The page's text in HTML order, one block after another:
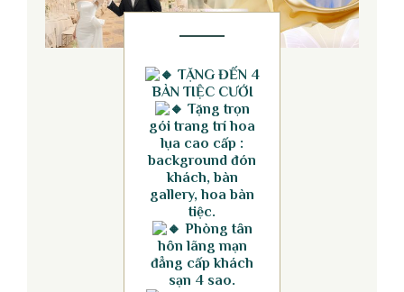
TẶNG ĐẾN 4
BÀN TIỆC CƯỚI
Tặng trọn
gói trang trí hoa
lụa cao cấp :
background đón
khách, bàn
gallery, hoa bàn
tiệc.
Phòng tân
hôn lãng mạn
đẳng cấp khách
sạn 4 sao.